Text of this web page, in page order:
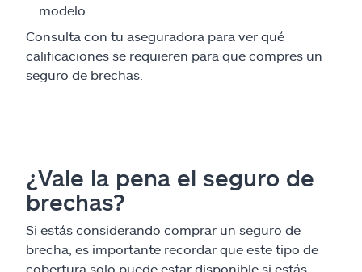
modelo
Consulta con tu aseguradora para ver qué
calificaciones se requieren para que compres un
seguro de brechas.
¿Vale la pena el seguro de
brechas?
Si estás considerando comprar un seguro de
brecha, es importante recordar que este tipo de
cobertura solo puede estar disponible si estás